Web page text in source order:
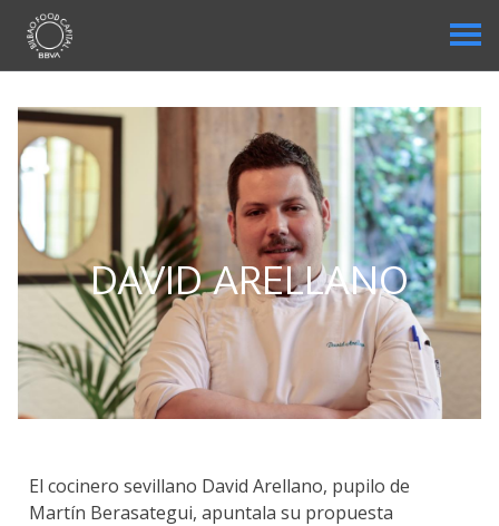
DAVID ARELLANO
El cocinero sevillano David Arellano, pupilo de
Martín Berasategui, apuntala su propuesta